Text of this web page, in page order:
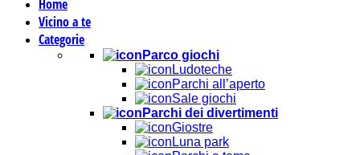
Home
Vicino a te
Categorie
Parco giochi
Ludoteche
Parchi all’aperto
Sale giochi
Parchi dei divertimenti
Giostre
Luna park